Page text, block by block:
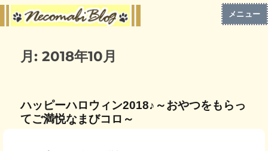
メニュー
月:2018年10月
ハッピーハロウィン2018♪～おやつをもらっ
てご満悦なまびコロ～